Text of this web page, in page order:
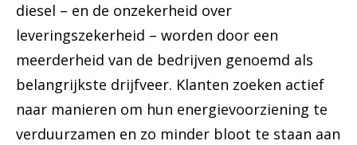
diesel – en de onzekerheid over
leveringszekerheid – worden door een
meerderheid van de bedrijven genoemd als
belangrijkste drijfveer. Klanten zoeken actief
naar manieren om hun energievoorziening te
verduurzamen en zo minder bloot te staan aan